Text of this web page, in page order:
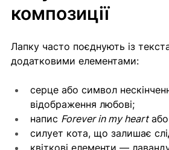
композиції
Лапку часто поєднують із
додатковими елементами:
серце або символ
відображення любові;
напис Forever in my heart або
силует кота, що залишає
квіткові елементи —